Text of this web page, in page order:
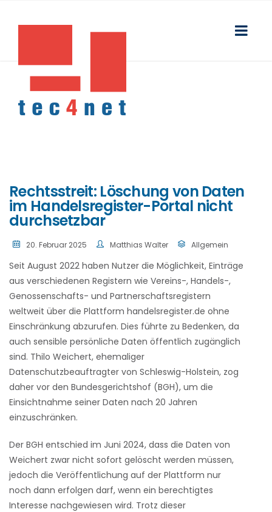
Rechtsstreit: Löschung von Daten
im Handelsregister-Portal nicht
durchsetzbar
20. Februar 2025 Matthias Walter Allgemein
Seit August 2022 haben Nutzer die Möglichkeit, Einträge
aus verschiedenen Registern wie Vereins-, Handels-,
Genossenschafts- und Partnerschaftsregistern
weltweit über die Plattform handelsregister.de ohne
Einschränkung abzurufen. Dies führte zu Bedenken, da
auch sensible persönliche Daten öffentlich zugänglich
sind. Thilo Weichert, ehemaliger
Datenschutzbeauftragter von Schleswig-Holstein, zog
daher vor den Bundesgerichtshof (BGH), um die
Einsichtnahme seiner Daten nach 20 Jahren
einzuschränken.
Der BGH entschied im Juni 2024, dass die Daten von
Weichert zwar nicht sofort gelöscht werden müssen,
jedoch die Veröffentlichung auf der Plattform nur
noch dann erfolgen darf, wenn ein berechtigtes
Interesse nachgewiesen wird. Trotz dieser